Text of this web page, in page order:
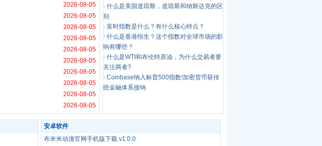
2026-08-05
2026-08-05
2026-08-05
2026-08-05
2026-08-05
2026-08-05
2026-08-05
2026-08-05
2026-08-05
2026-08-05
· 什么是美国道琼斯，道琼斯和纳斯达克的区
别
· 富时指数是什么？有什么核心特点？
· 什么是香港恒生？这个指数对全球市场的影
响有哪些？
· 什么是WTI和布伦特原油，为什么交易者要
关注两者?
· Coinbase纳入标普500指数!加密货币获传
统金融体系接纳
安卓软件
布米米动漫官网手机版下载 v1.0.0